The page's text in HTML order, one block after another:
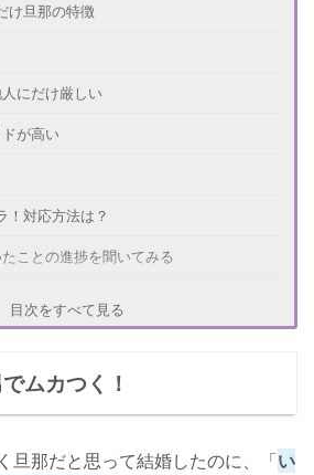
け旦那の特徴
にだけ厳しい
が高い
！対応方法は？
ことの進捗を聞いてみる
もらうには？
包囲網を形成する
合は治らないので諦める
目次をすべて見る
ムカつく！
旦那だと思って結婚したのに、「い